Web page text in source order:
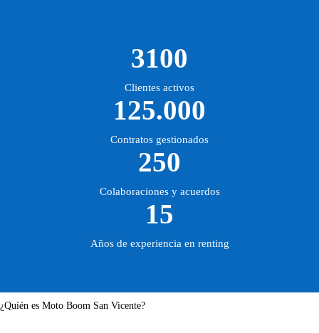
3100
Clientes activos
125.000
Contratos gestionados
250
Colaboraciones y acuerdos
15
Años de experiencia en renting
¿Quién es Moto Boom San Vicente?